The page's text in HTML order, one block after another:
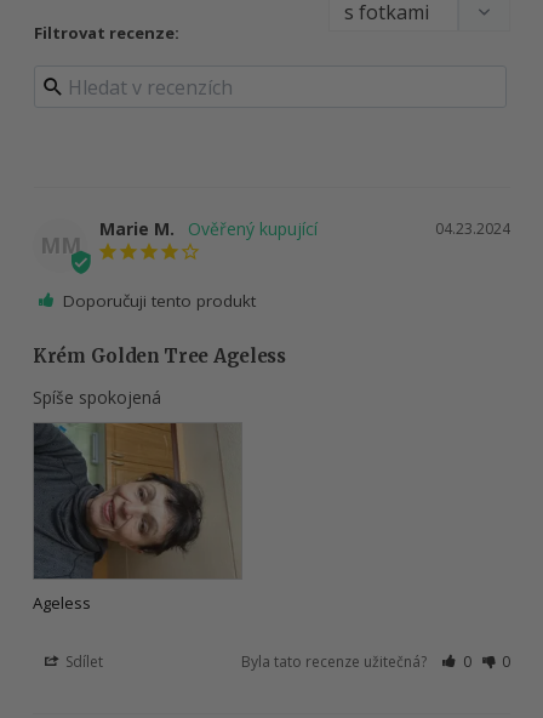
Filtrovat recenze:
MM
04.23.2024
Marie M.
Doporučuji tento produkt
Krém Golden Tree Ageless
Spíše spokojená
Ageless
Sdílet Byla tato recenze užitečná? 0 0